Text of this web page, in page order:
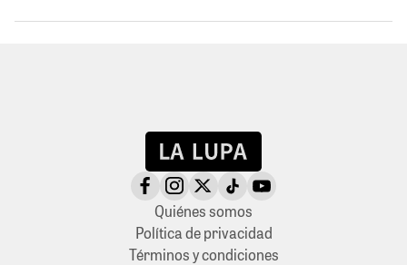
Quiénes somos
Política de privacidad
Términos y condiciones